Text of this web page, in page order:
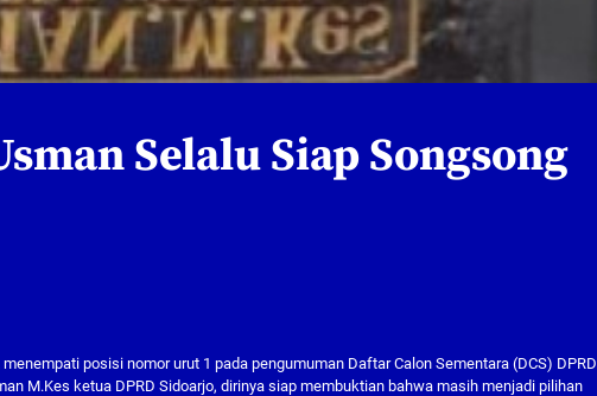
Selalu Siap Songsong
posisi nomor urut 1 pada pengumuman Daftar Calon Sementara (DCS) DPRD
M.Kes ketua DPRD Sidoarjo, dirinya siap membuktian bahwa masih menjadi pilihan